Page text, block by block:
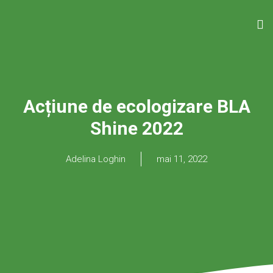
Acțiune de ecologizare BLA
Shine 2022
Adelina Loghin mai 11, 2022